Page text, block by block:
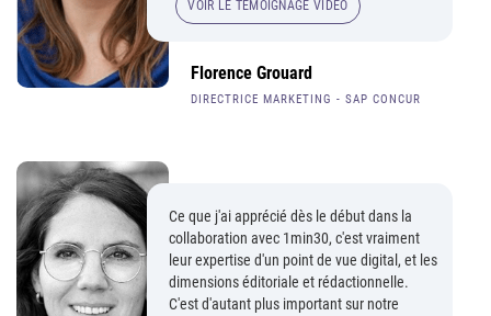
VOIR LE TÉMOIGNAGE VIDÉO
Florence Grouard
DIRECTRICE MARKETING - SAP CONCUR
Ce que j'ai apprécié dès le début dans la
collaboration avec 1min30, c'est vraiment
leur expertise d'un point de vue digital, et les
dimensions éditoriale et rédactionnelle.
C'est d'autant plus important sur notre